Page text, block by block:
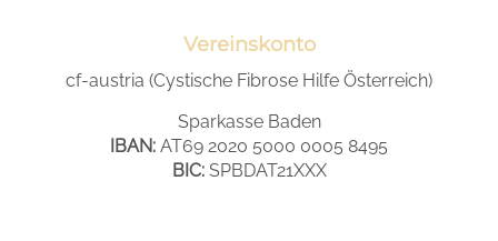
Vereinskonto
cf-austria (Cystische Fibrose Hilfe Österreich)
Sparkasse Baden
IBAN: AT69 2020 5000 0005 8495
BIC:SPBDAT21XXX